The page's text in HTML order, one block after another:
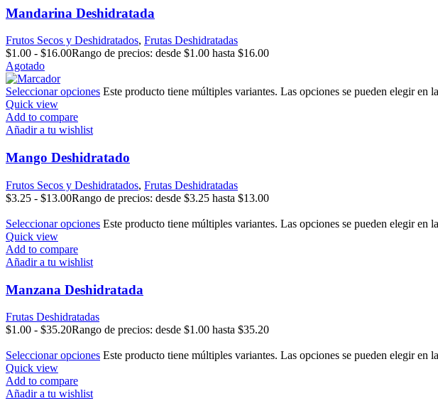
Mandarina Deshidratada
Frutos Secos y Deshidratados, Frutas Deshidratadas
$1.00 - $16.00Rango de precios: desde $1.00 hasta $16.00
Agotado
Seleccionar opciones Este producto tiene múltiples variantes. Las opciones se pueden elegir en
Quick view
Add to compare
Añadir a tu wishlist
Mango Deshidratado
Frutos Secos y Deshidratados, Frutas Deshidratadas
$3.25 - $13.00Rango de precios: desde $3.25 hasta $13.00
Seleccionar opciones Este producto tiene múltiples variantes. Las opciones se pueden elegir en
Quick view
Add to compare
Añadir a tu wishlist
Manzana Deshidratada
Frutas Deshidratadas
$1.00 - $35.20Rango de precios: desde $1.00 hasta $35.20
Seleccionar opciones Este producto tiene múltiples variantes. Las opciones se pueden elegir en
Quick view
Add to compare
Añadir a tu wishlist